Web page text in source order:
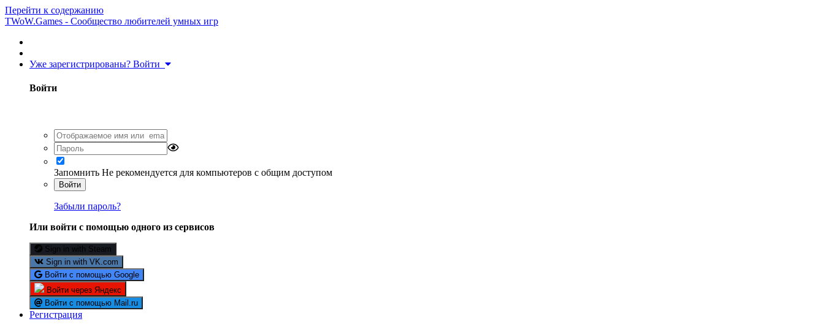
Перейти к содержанию
TWoW.Games - Сообщество любителей умных игр
Уже зарегистрированы? Войти
Войти
Запомнить Не рекомендуется для компьютеров с общим доступом
Войти
Забыли пароль?
Или войти с помощью одного из сервисов
Sign in with Steam
Sign in with VK.com
Войти с помощью Google
Войти через Яндекс
Войти с помощью Mail.ru
Регистрация